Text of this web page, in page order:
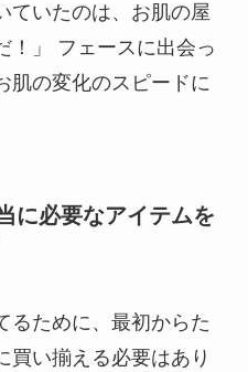
ていたのは、お肌の屋
！」 フェースに出会っ
肌の変化のスピードに
に必要なアイテムを
るために、最初からた
買い揃える必要はあり